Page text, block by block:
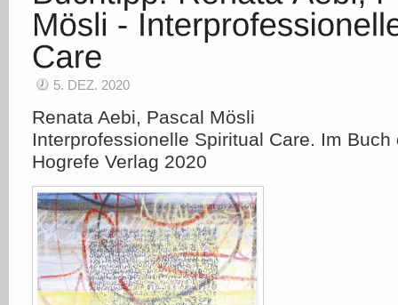
5. DEZ. 2020
Renata Aebi, Pascal Mösli
Interprofessionelle Spiritual Care. Im
Hogrefe Verlag 2020